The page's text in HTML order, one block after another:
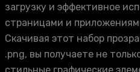
загрузку и эффективное
страницами и
Скачивая этот набор
.png, вы получаете не